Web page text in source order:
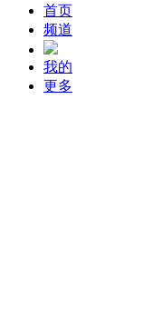
首页
频道
我的
更多